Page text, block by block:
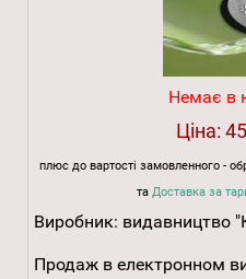
Немає в
Ціна:
плюс до вартості замовленного -
та Доставка за
Виробник: видавництво
Продаж в електронном